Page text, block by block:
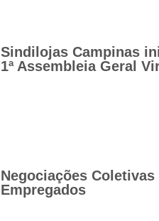
Sindilojas Campinas
1ª Assembleia Geral
Negociações
Empregados